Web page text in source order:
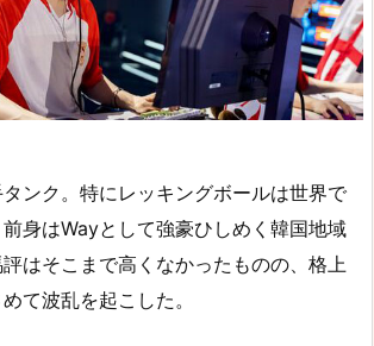
ンク。特にレッキングボールは世界で
身はWayとして強豪ひしめく韓国地域
はそこまで高くなかったものの、格上
て波乱を起こした。